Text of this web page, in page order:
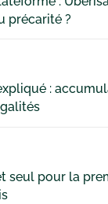
précarité ?
:
seul pour la